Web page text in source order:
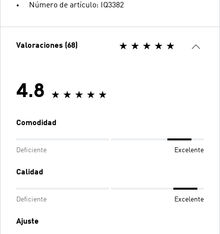
Número de artículo: IQ3382
Valoraciones (68)
4.8
Comodidad
Deficiente Excelente
Calidad
Deficiente Excelente
Ajuste